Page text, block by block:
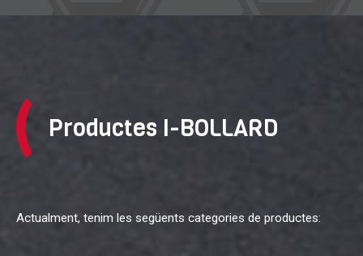
Productes I-BOLLARD
Actualment, tenim les següents categories de productes: